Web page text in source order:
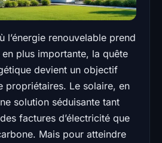
l’énergie renouvelable prend
plus importante, la quête
devient un objectif
propriétaires. Le solaire, en
solution séduisante tant
factures d’électricité que
Mais pour atteindre